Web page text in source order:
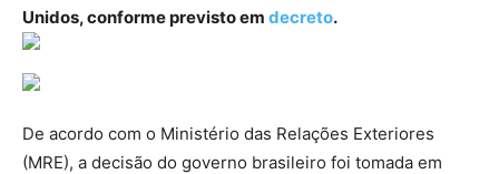
Unidos, conforme previsto em decreto.
De acordo com o Ministério das Relações Exteriores
(MRE), a decisão do governo brasileiro foi tomada em